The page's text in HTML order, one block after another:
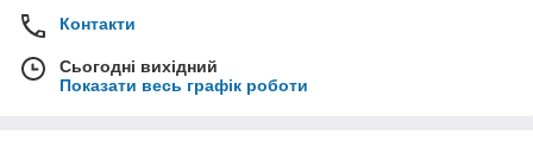
Контакти
Сьогодні вихідний
Показати весь графік роботи